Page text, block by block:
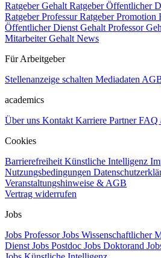
Ratgeber GehaltRatgeber Öffentlicher
Ratgeber ProfessurRatgeber Promotion
Öffentlicher Dienst GehaltProfessor
Mitarbeiter GehaltNews
Für Arbeitgeber
Stellenanzeige schalten Mediadaten
academics
Über uns KontaktKarriere PartnerFAQ
Cookies
BarrierefreiheitKünstliche Intelligenz
Nutzungsbedingungen
Veranstaltungshinweise & AGB
Vertrag widerrufen
Jobs
Jobs ProfessorJobs Wissenschaftlicher
DienstJobs Postdoc Jobs Doktorand